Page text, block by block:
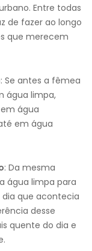
Entre todas
de fazer ao longo
que merecem
: Se antes a fêmea
água limpa,
água
em água
: Da mesma
água limpa para
que acontecia
desse
quente do dia e